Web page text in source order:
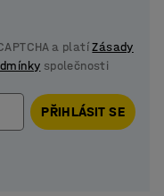
a platíZásady
společnosti
PŘIHLÁSIT SE